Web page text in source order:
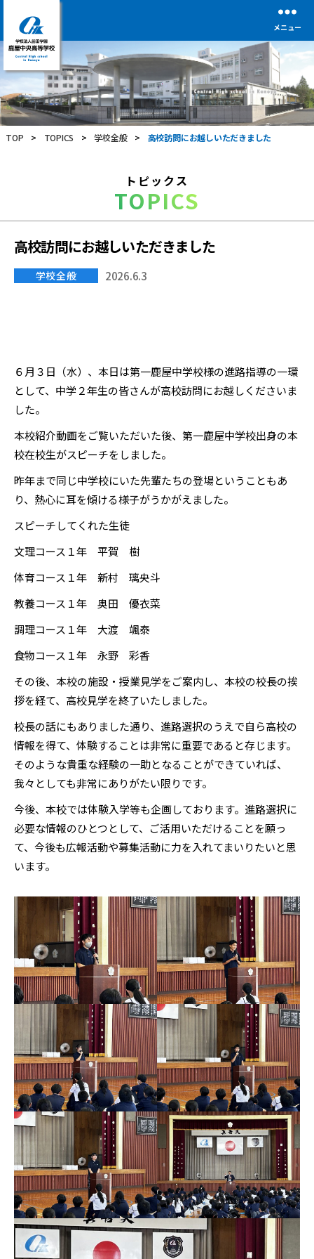
学
校
法
人
前
田
央
高
等
学
校
メニュー
TOP > TOPICS > 学校全般 > 高校訪問にお越しいただきました
トピックス
TOPICS
高校訪問にお越しいただきました
学校全般 2026.6.3
６月３日（水）、本日は第一鹿屋中学校様の進路指導の一環
として、中学２年生の皆さんが高校訪問にお越しくださいま
した。
本校紹介動画をご覧いただいた後、第一鹿屋中学校出身の本
校在校生がスピーチをしました。
昨年まで同じ中学校にいた先輩たちの登場ということもあ
り、熱心に耳を傾ける様子がうかがえました。
スピーチしてくれた生徒
文理コース１年 平賀 樹
体育コース１年 新村 璃央斗
教養コース１年 奥田 優衣菜
調理コース１年 大渡 颯泰
食物コース１年 永野 彩香
その後、本校の施設・授業見学をご案内し、本校の校長の挨
拶を経て、高校見学を終了いたしました。
校長の話にもありました通り、進路選択のうえで自ら高校の
情報を得て、体験することは非常に重要であると存じます。
そのような貴重な経験の一助となることができていれば、
我々としても非常にありがたい限りです。
今後、本校では体験入学等も企画しております。進路選択に
必要な情報のひとつとして、ご活用いただけることを願っ
て、今後も広報活動や募集活動に力を入れてまいりたいと思
います。